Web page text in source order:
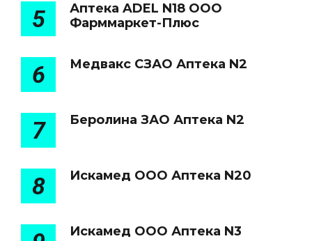
5
Аптека ADEL N18 ООО
Фарммаркет-Плюс
6 Медвакс СЗАО Аптека N2
7 Беролина ЗАО Аптека N2
8 Искамед ООО Аптека N20
Искамед ООО Аптека N3